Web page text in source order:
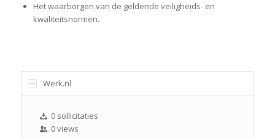
Het waarborgen van de geldende veiligheids- en
kwaliteitsnormen.
Werk.nl
0 sollicitaties
0 views